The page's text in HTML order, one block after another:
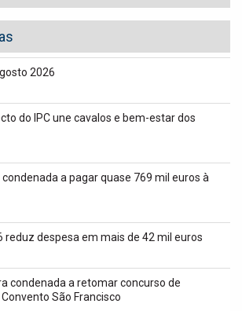
2026
do IPC une cavalos e bem-estar dos
a pagar quase 769 mil euros à
reduz despesa em mais de 42 mil euros
condenada a retomar concurso de
São Francisco